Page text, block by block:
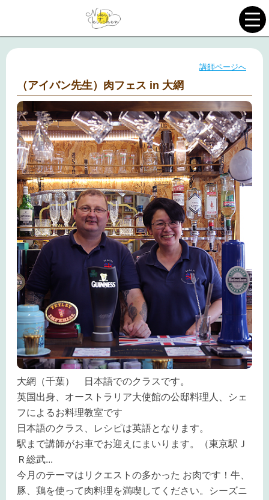
講師ページへ
（アイバン先生）肉フェス in 大網
大網（千葉） 日本語でのクラスです。
英国出身、オーストラリア大使館の公邸料理人、シェ
フによるお料理教室です
日本語のクラス、レシピは英語となります。
駅まで講師がお車でお迎えにまいります。（東京駅Ｊ
Ｒ総武...
今月のテーマはリクエストの多かった お肉です！牛、
豚、鶏を使って肉料理を満喫してください。シーズニ